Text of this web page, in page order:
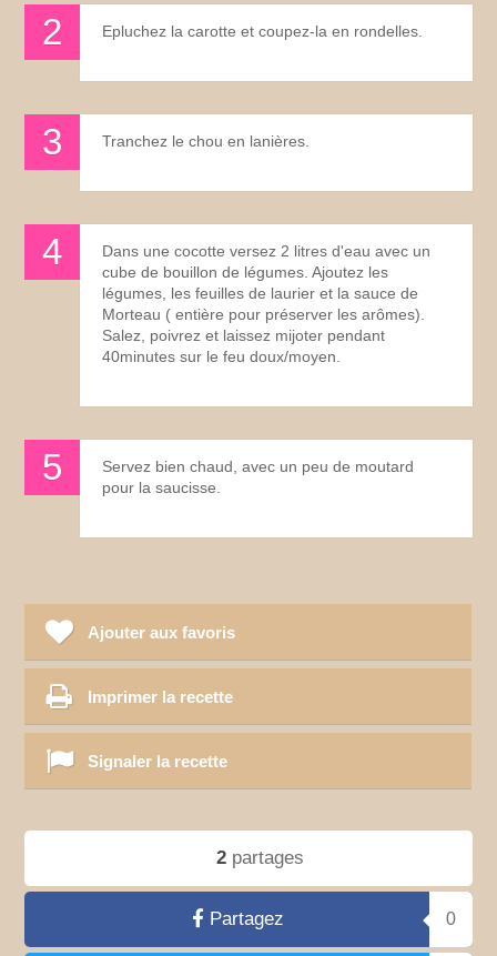
Epluchez la carotte et coupez-la en rondelles.
Tranchez le chou en lanières.
Dans une cocotte versez 2 litres d'eau avec un
cube de bouillon de légumes. Ajoutez les
légumes, les feuilles de laurier et la sauce de
Morteau ( entière pour préserver les arômes).
Salez, poivrez et laissez mijoter pendant
40minutes sur le feu doux/moyen.
Servez bien chaud, avec un peu de moutard
pour la saucisse.
Ajouter aux favoris
Imprimer la recette
Signaler la recette
2partages
Partagez 0